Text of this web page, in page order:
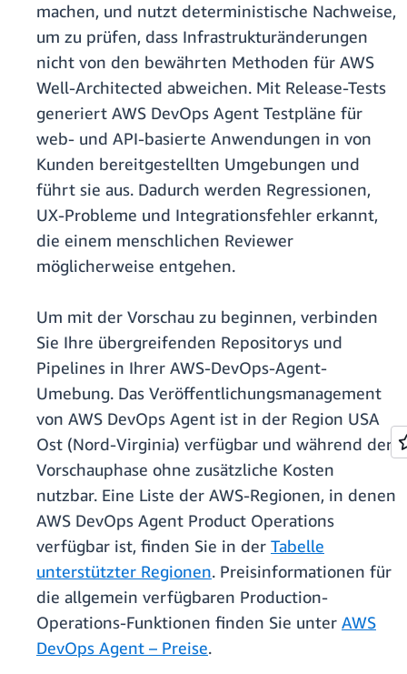
machen, und nutzt deterministische Nachweise,
um zu prüfen, dass Infrastrukturänderungen
nicht von den bewährten Methoden für AWS
Well-Architected abweichen. Mit Release-Tests
generiert AWS DevOps Agent Testpläne für
web- und API-basierte Anwendungen in von
Kunden bereitgestellten Umgebungen und
führt sie aus. Dadurch werden Regressionen,
UX-Probleme und Integrationsfehler erkannt,
die einem menschlichen Reviewer
möglicherweise entgehen.
Um mit der Vorschau zu beginnen, verbinden
Sie Ihre übergreifenden Repositorys und
Pipelines in Ihrer AWS-DevOps-Agent-
Umebung. Das Veröffentlichungsmanagement
von AWS DevOps Agent ist in der Region USA
Ost (Nord-Virginia) verfügbar und während der
Vorschauphase ohne zusätzliche Kosten
nutzbar. Eine Liste der AWS-Regionen, in denen
AWS DevOps Agent Product Operations
verfügbar ist, finden Sie in der Tabelle
unterstützter Regionen. Preisinformationen für
die allgemein verfügbaren Production-
Operations-Funktionen finden Sie unter AWS
DevOps Agent – Preise.